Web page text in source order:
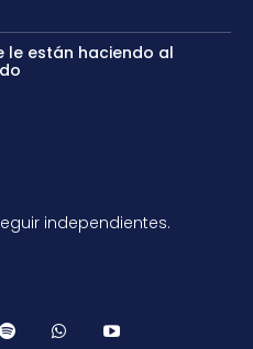
le están haciendo al
independientes.